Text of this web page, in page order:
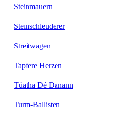
Steinmauern
Steinschleuderer
Streitwagen
Tapfere Herzen
Túatha Dé Danann
Turm-Ballisten